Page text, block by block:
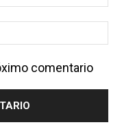
comentario